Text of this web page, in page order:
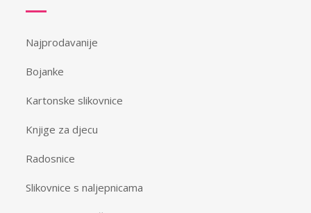
Najprodavanije
Bojanke
Kartonske slikovnice
Knjige za djecu
Radosnice
Slikovnice s naljepnicama